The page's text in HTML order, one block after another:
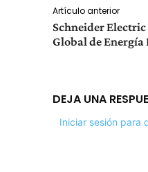
Artículo anterior
Schneider
Global de Energía
DEJA UNA
Iniciar sesión para